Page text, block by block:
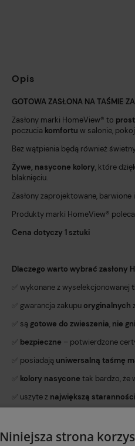
Opis
GOTOWA ZASŁONA NA TAŚMIE
Zasłony marki HomeView®️ to
poczucia komfortu w salonie,
Bez wątpienia będą również
Żywe, nasycone kolory, które
blaknięciu.
Zasłony zaprojektowane,
Produkty marki HomeView®️
Cena dotyczy 1 sztuki
Dlaczego warto wybrać zasłony
✅ wykonane z wyselekcjonowanej
✅ gwarancja zakupu oryginalnych
✅ są gotowe do zwieszenia, nie
✅ bezpieczne – potwierdzone
✅ posiadają uniwersalną taśmę
✅ kolory nasycone tak bardzo, że
✅ uszyte z największą
Niniejsza strona